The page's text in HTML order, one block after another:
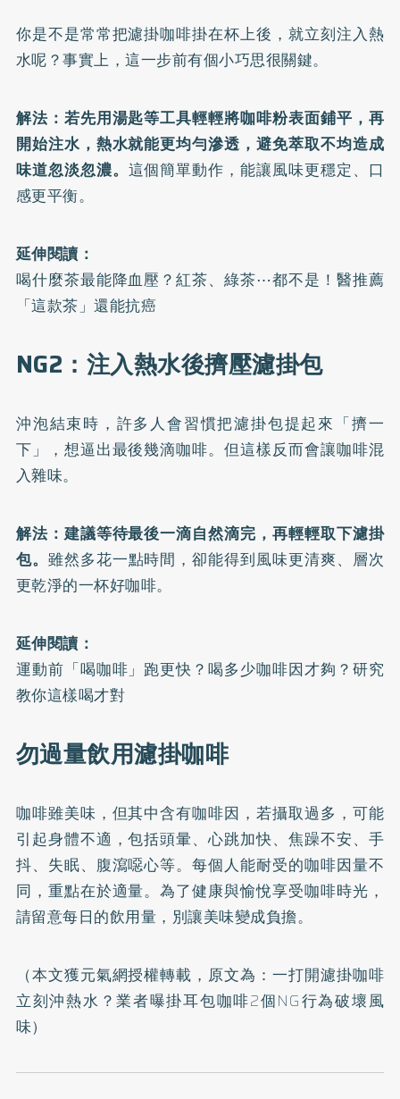
你是不是常常把濾掛咖啡掛在杯上後，就立刻注入熱
水呢？事實上，這一步前有個小巧思很關鍵。
解法：若先用湯匙等工具輕輕將咖啡粉表面鋪平，再
開始注水，熱水就能更均勻滲透，避免萃取不均造成
味道忽淡忽濃。 這個簡單動作，能讓風味更穩定、口
感更平衡。
延伸閱讀：
喝什麼茶最能降血壓？紅茶、綠茶⋯都不是！醫推薦
「這款茶」還能抗癌
NG2：注入熱水後擠壓濾掛包
沖泡結束時，許多人會習慣把濾掛包提起來「擠一
下」，想逼出最後幾滴咖啡。但這樣反而會讓咖啡混
入雜味。
解法：建議等待最後一滴自然滴完，再輕輕取下濾掛
包。 雖然多花一點時間，卻能得到風味更清爽、層次
更乾淨的一杯好咖啡。
延伸閱讀：
運動前「喝咖啡」跑更快？喝多少咖啡因才夠？研究
教你這樣喝才對
勿過量飲用濾掛咖啡
咖啡雖美味，但其中含有咖啡因，若攝取過多，可能
引起身體不適，包括頭暈、心跳加快、焦躁不安、手
抖、失眠、腹瀉噁心等。每個人能耐受的咖啡因量不
同，重點在於適量。為了健康與愉悅享受咖啡時光，
請留意每日的飲用量，別讓美味變成負擔。
（本文獲元氣網授權轉載，原文為： 一打開濾掛咖啡
立刻沖熱水？業者曝掛耳包咖啡2個NG行為破壞風
味）